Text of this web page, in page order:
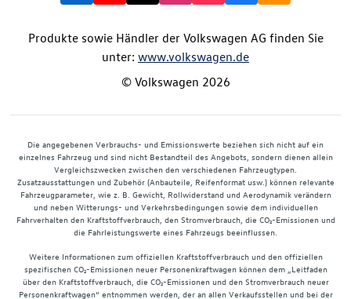
Produkte sowie Händler der Volkswagen AG finden Sie
unter: www.volkswagen.de
© Volkswagen 2026
Die angegebenen Verbrauchs- und Emissionswerte beziehen sich nicht auf ein
einzelnes Fahrzeug und sind nicht Bestandteil des Angebots, sondern dienen allein
Vergleichszwecken zwischen den verschiedenen Fahrzeugtypen.
Zusatzausstattungen und Zubehör (Anbauteile, Reifenformat usw.) können relevante
Fahrzeugparameter, wie z. B. Gewicht, Rollwiderstand und Aerodynamik verändern
und neben Witterungs- und Verkehrsbedingungen sowie dem individuellen
Fahrverhalten den Kraftstoffverbrauch, den Stromverbrauch, die CO₂-Emissionen und
die Fahrleistungswerte eines Fahrzeugs beeinflussen.
Weitere Informationen zum offiziellen Kraftstoffverbrauch und den offiziellen
spezifischen CO₂-Emissionen neuer Personenkraftwagen können dem „Leitfaden
über den Kraftstoffverbrauch, die CO₂-Emissionen und den Stromverbrauch neuer
Personenkraftwagen“ entnommen werden, der an allen Verkaufsstellen und bei der